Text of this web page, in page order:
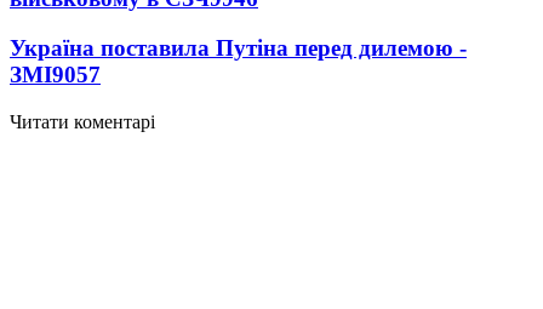
Україна поставила Путіна перед дилемою -
ЗМІ9057
Читати коментарі